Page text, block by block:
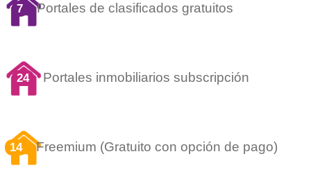
7 Portales de clasificados gratuitos
24 Portales inmobiliarios subscripción
14 Freemium (Gratuito con opción de pago)